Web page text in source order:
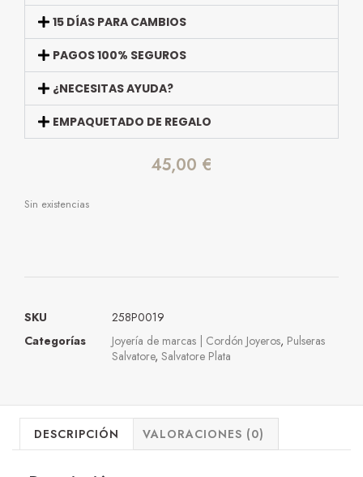
15 DÍAS PARA CAMBIOS
PAGOS 100% SEGUROS
¿NECESITAS AYUDA?
EMPAQUETADO DE REGALO
45,00 €
Sin existencias
SKU
258P0019
Categorías
Joyería de marcas | Cordón Joyeros, Pulseras
Salvatore, Salvatore Plata
DESCRIPCIÓN VALORACIONES (0)